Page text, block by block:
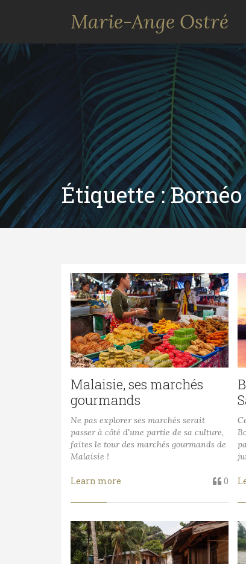
Marie-Ange Ostré
Étiquette :Bornéo
Malaisie, ses marchés
gourmands
Ne pas explorer ses marchés serait
passer à côté d'une partie de sa culture,
faites le tour des marchés gourmands de
Malaisie !
Learn more 0